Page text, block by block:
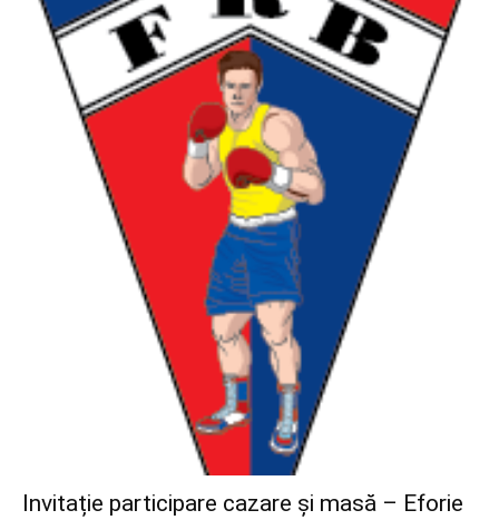
Invitație participare cazare și masă – Eforie